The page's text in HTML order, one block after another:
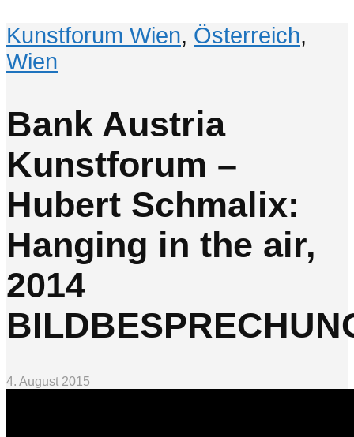
Kunstforum Wien, Österreich,
Wien
Bank Austria
Kunstforum –
Hubert Schmalix:
Hanging in the air,
2014
4. August 2015